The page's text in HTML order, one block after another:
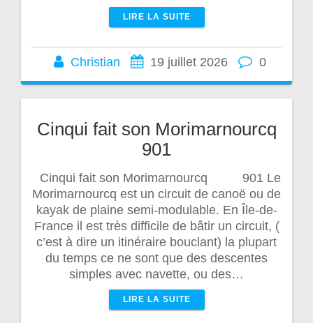
LIRE LA SUITE
Christian 19 juillet 2026 0
Cinqui fait son Morimarnourcq
901
Cinqui fait son Morimarnourcq 901 Le
Morimarnourcq est un circuit de canoë ou de
kayak de plaine semi-modulable. En Île-de-
France il est très difficile de bâtir un circuit, (
c’est à dire un itinéraire bouclant) la plupart
du temps ce ne sont que des descentes
simples avec navette, ou des…
LIRE LA SUITE